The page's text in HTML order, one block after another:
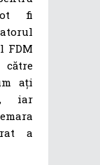
fi
FDM
ați
iar
a